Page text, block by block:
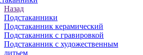
Назад
Подстаканники
Подстаканник керамический
Подстаканник c гравировкой
Подстаканник с художественным
литьем